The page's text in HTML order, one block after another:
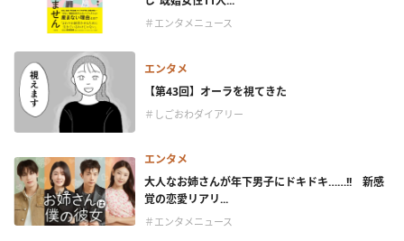
＃エンタメニュース
エンタメ
【第43回】オーラを視てきた
＃しごおわダイアリー
エンタメ
大人なお姉さんが年下男子にドキドキ……!! 新感
覚の恋愛リアリ...
＃エンタメニュース